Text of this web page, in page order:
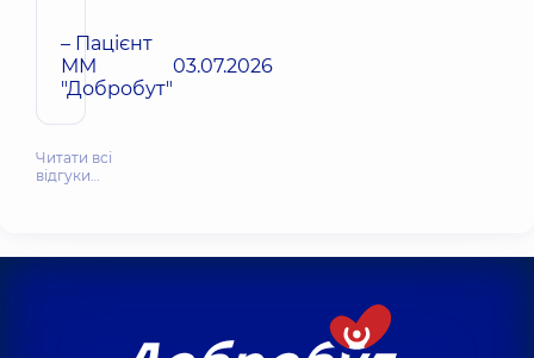
– Пацієнт
ММ
"Добробут"
03.07.2026
Читати всі
відгуки…